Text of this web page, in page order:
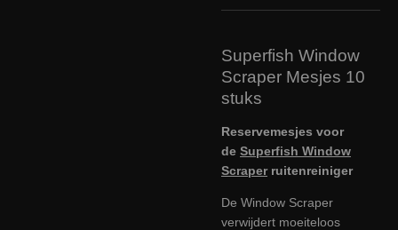
Superfish Window
Scraper Mesjes 10
stuks
Reservemesjes voor
de Superfish Window
Scraper ruitenreiniger
De Window Scraper
verwijdert moeiteloos